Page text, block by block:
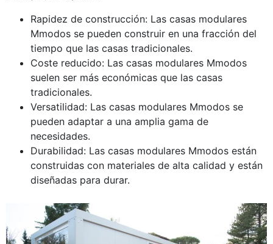
Rapidez de construcción: Las casas modulares
Mmodos se pueden construir en una fracción del
tiempo que las casas tradicionales.
Coste reducido: Las casas modulares Mmodos
suelen ser más económicas que las casas
tradicionales.
Versatilidad: Las casas modulares Mmodos se
pueden adaptar a una amplia gama de
necesidades.
Durabilidad: Las casas modulares Mmodos están
construidas con materiales de alta calidad y están
diseñadas para durar.